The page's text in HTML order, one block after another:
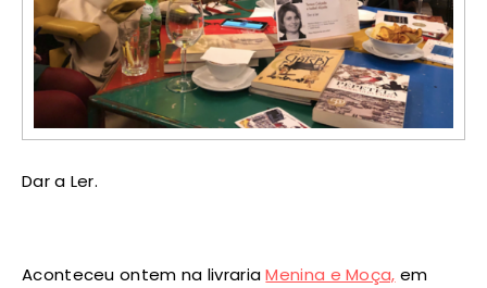
Dar a Ler.
Aconteceu ontem na livrariaMenina e Moça, em